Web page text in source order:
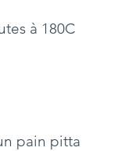
à 180C
pain pitta